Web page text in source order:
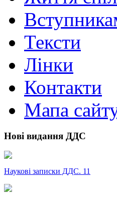
Тексти
Лінки
Контакти
Мапа
Нові видання ДДС
Наукові записки ДДС. 11